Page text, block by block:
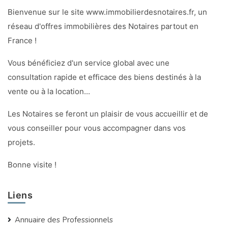
Bienvenue sur le site www.immobilierdesnotaires.fr, un
réseau d'offres immobilières des Notaires partout en
France !
Vous bénéficiez d'un service global avec une
consultation rapide et efficace des biens destinés à la
vente ou à la location...
Les Notaires se feront un plaisir de vous accueillir et de
vous conseiller pour vous accompagner dans vos
projets.
Bonne visite !
Liens
Annuaire des Professionnels